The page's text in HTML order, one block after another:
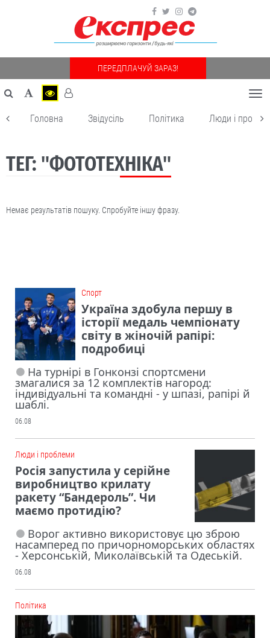
ПЕРЕДПЛАЧУЙ ЗАРАЗ!
Головна Звідусіль Політика Люди і
ТЕГ: "ФОТОТЕХНІКА"
Немає результатів пошуку. Спробуйте іншу фразу.
Cпорт
Україна здобула першу в
історії медаль чемпіонату
світу в жіночій рапірі:
подробиці
На турнірі в Гонконзі спортсмени
змагалися за 12 комплектів нагород:
індивідуальні та командні - у шпазі, рапірі й
шаблі.
06.08
Люди і проблеми
Росія запустила у серійне
виробництво крилату
ракету “Бандероль”. Чи
маємо протидію?
Ворог активно використовує цю зброю
насамперед по причорноморських областях
- Херсонській, Миколаївській та Одеській.
06.08
Політика